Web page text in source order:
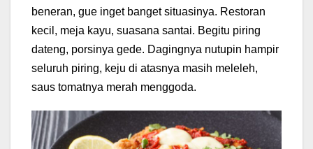
beneran, gue inget banget situasinya. Restoran
kecil, meja kayu, suasana santai. Begitu piring
dateng, porsinya gede. Dagingnya nutupin hampir
seluruh piring, keju di atasnya masih meleleh,
saus tomatnya merah menggoda.